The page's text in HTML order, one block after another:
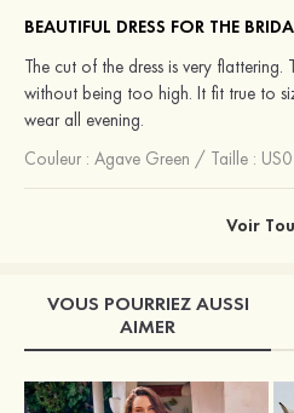
BEAUTIFUL DRESS FOR THE
The cut of the dress is very flattering.
without being too high. It fit true to
wear all evening.
Couleur : Agave Green / Taille : US0
Voir
VOUS POURRIEZ AUSSI
AIMER